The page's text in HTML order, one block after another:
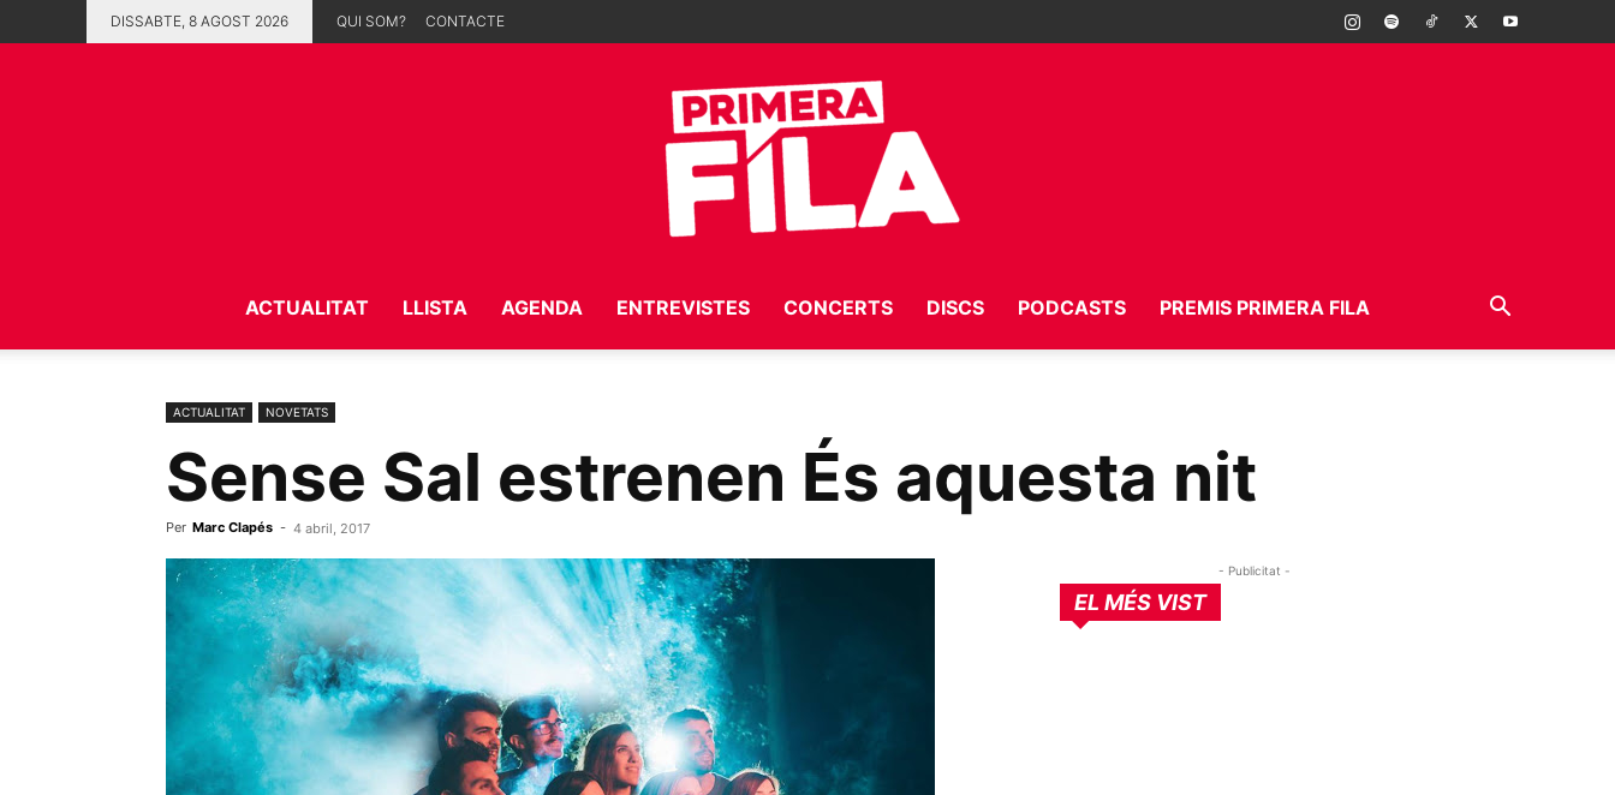
DISSABTE, 8 AGOST 2026 QUI SOM? CONTACTE
Fila
ACTUALITAT LLISTA AGENDA ENTREVISTES CONCERTS DISCS PODCASTS PREMIS PRIMERA FILA
ACTUALITAT NOVETATS
Sense Sal estrenen És aquesta nit
Per Marc Clapés - 4 abril, 2017
- Publicitat -
EL MÉS VIST